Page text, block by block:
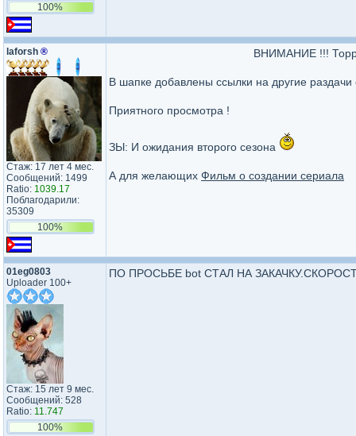
100%
laforsh ®
Стаж: 17 лет 4 мес.
Сообщений: 1499
Ratio: 1039.17
Поблагодарили:
35309
100%
ВНИМАНИЕ !!!
В шапке добавлены ссылки на другие раздачи
Приятного просмотра !
ЗЫ: И ожидания второго сезона
А для желающих Фильм о создании сериала
01eg0803
Uploader 100+
Стаж: 15 лет 9 мес.
Сообщений: 528
Ratio: 11.747
100%
ПО ПРОСЬБЕ bot СТАЛ НА